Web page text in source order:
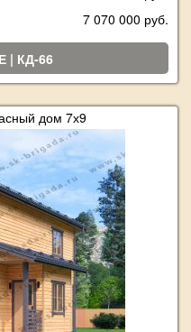
7 070 000 руб.
| КД-66
дом 7х9